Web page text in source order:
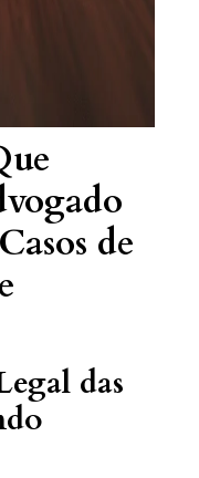
de
das